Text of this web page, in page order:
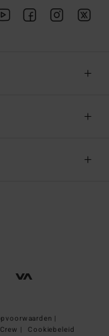
|
| Cookiebeleid